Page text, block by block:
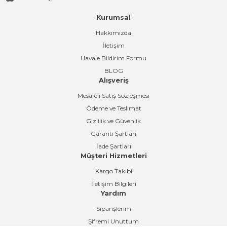
Kurumsal
Hakkımızda
İletişim
Havale Bildirim Formu
BLOG
Alışveriş
Mesafeli Satış Sözleşmesi
Ödeme ve Teslimat
Gizlilik ve Güvenlik
Garanti Şartları
İade Şartları
Müşteri Hizmetleri
Kargo Takibi
İletişim Bilgileri
Yardım
Siparişlerim
Şifremi Unuttum